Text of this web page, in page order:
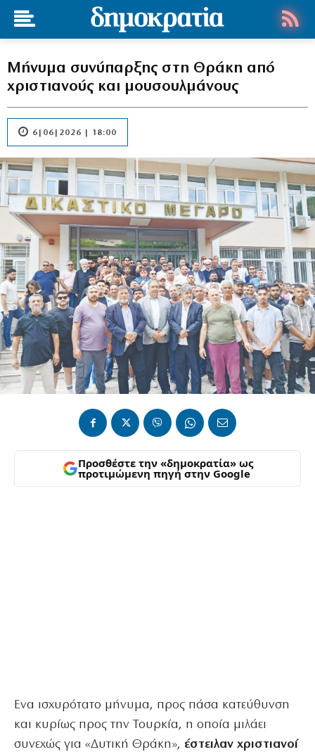
Μήνυμα συνύπαρξης στη Θράκη από
χριστιανούς και μουσουλμάνους
6|06|2026 | 18:00
Προσθέστε την «δημοκρατία» ως
προτιμώμενη πηγή στην Google
Ενα ισχυρότατο μήνυμα, προς πάσα κατεύθυνση
και κυρίως προς την Τουρκία, η οποία μιλάει
συνεχώς για «Δυτική Θράκη», έστειλαν χριστιανοί